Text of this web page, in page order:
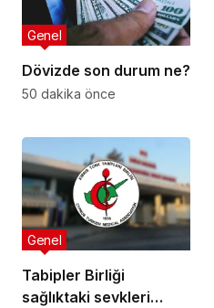
Dövizde son durum ne?
Genel
50 dakika önce
Tabipler Birliği
sağlıktaki sevkleri
Genel